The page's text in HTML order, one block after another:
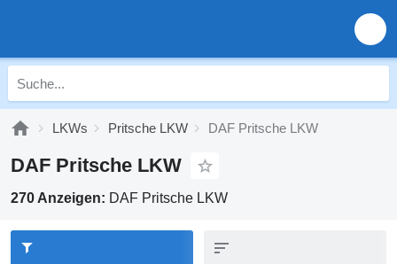
LKWs Pritsche LKW DAF Pritsche LKW
DAF Pritsche LKW
270 Anzeigen: DAF Pritsche LKW